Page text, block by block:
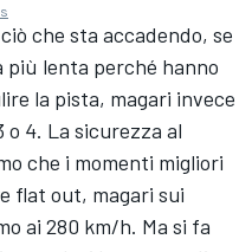
che sta accadendo, se
più lenta perché hanno
la pista, magari invece
o 4. La sicurezza al
che i momenti migliori
flat out, magari sui
ai 280 km/h. Ma si fa